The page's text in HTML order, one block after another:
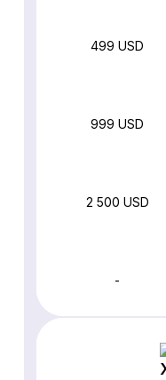
499 USD
999 USD
2 500 USD
-